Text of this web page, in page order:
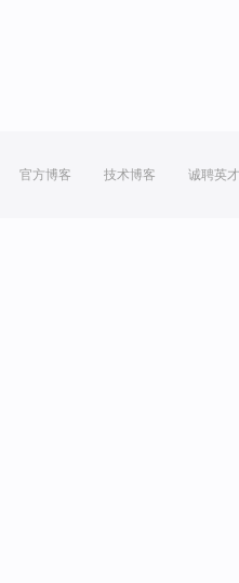
官方博客 技术博客 诚聘英才